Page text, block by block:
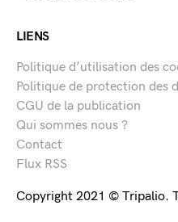
LIENS
Politique d’utilisation des
Politique de protection des
CGU de la publication
Qui sommes nous ?
Contact
Flux RSS
Copyright 2021 © Tripalio.